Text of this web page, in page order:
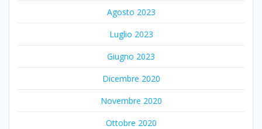
Agosto 2023
Luglio 2023
Giugno 2023
Dicembre 2020
Novembre 2020
Ottobre 2020